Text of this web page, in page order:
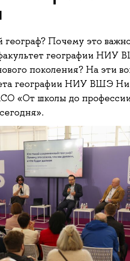
Почему это
географии НИУ
поколения? На эти
географии НИУ ВШЭ
«От школы до